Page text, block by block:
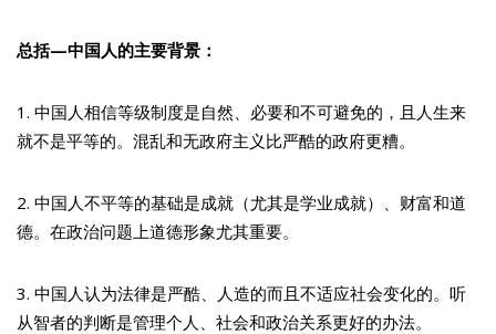
总括—中国人的主要背景：
1. 中国人相信等级制度是自然、必要和不可避免的，且人生来
就不是平等的。混乱和无政府主义比严酷的政府更糟。
2. 中国人不平等的基础是成就（尤其是学业成就）、财富和道
德。在政治问题上道德形象尤其重要。
3. 中国人认为法律是严酷、人造的而且不适应社会变化的。听
从智者的判断是管理个人、社会和政治关系更好的办法。